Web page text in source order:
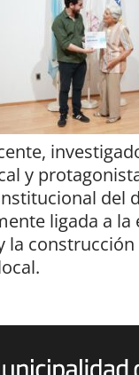
y
del
ligada a la
la construcción